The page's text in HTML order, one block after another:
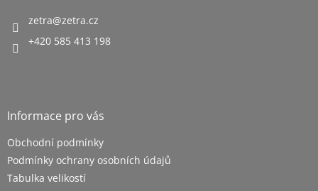
zetra@zetra.cz
+420 585 413 198
Informace pro vás
Obchodní podmínky
Podmínky ochrany osobních údajů
Tabulka velikostí